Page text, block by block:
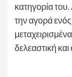
κατηγορία
την αγορά
δελεαστική